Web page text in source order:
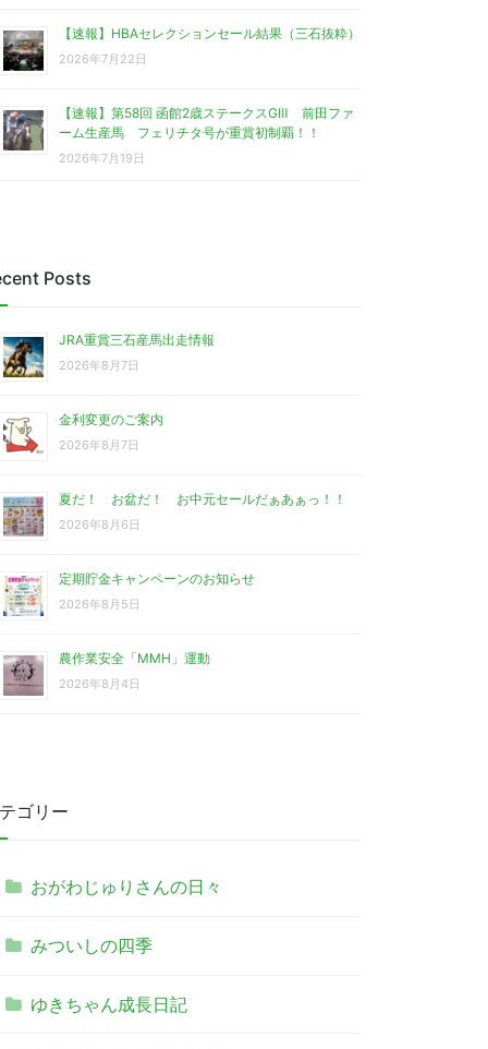
【速報】HBAセレクションセール結果（三石抜粋）
2026年7月22日
【速報】第58回 函館2歳ステークスGⅢ 前田ファ
ーム生産馬 フェリチタ号が重賞初制覇！！
2026年7月19日
Posts
JRA重賞三石産馬出走情報
2026年8月7日
金利変更のご案内
2026年8月7日
夏だ！ お盆だ！ お中元セールだぁあぁっ！！
2026年8月6日
定期貯金キャンペーンのお知らせ
2026年8月5日
農作業安全「MMH」運動
2026年8月4日
ゴリー
おがわじゅりさんの日々
みついしの四季
ゆきちゃん成長日記